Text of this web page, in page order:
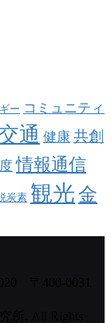
ー コミュニティ
通 健康 共創
情報通信
炭素 観光金